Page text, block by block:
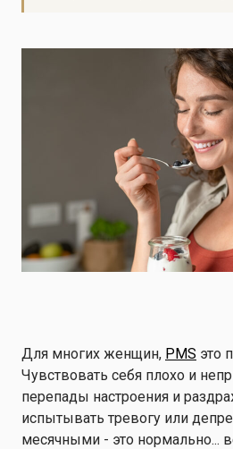
Для многих женщин, PMS это
Чувствовать себя плохо и
перепады настроения и
испытывать тревогу или
месячными - это нормально...